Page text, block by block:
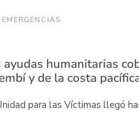
ayudas humanitarias
y de la costa
para las Víctimas llegó